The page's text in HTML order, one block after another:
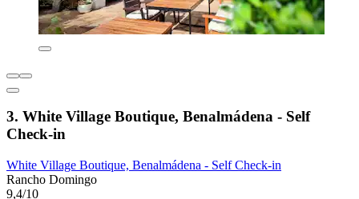
3. White Village Boutique, Benalmádena - Self
Check-in
White Village Boutique, Benalmádena - Self Check-in
Rancho Domingo
9,4/10